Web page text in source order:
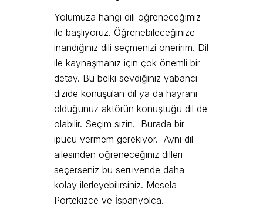
Yolumuza hangi dili öğreneceğimiz
ile başlıyoruz. Öğrenebileceğinize
inandığınız dili seçmenizi öneririm. Dil
ile kaynaşmanız için çok önemli bir
detay. Bu belki sevdiğiniz yabancı
dizide konuşulan dil ya da hayranı
olduğunuz aktörün konuştuğu dil de
olabilir. Seçim sizin. Burada bir
ipucu vermem gerekiyor. Aynı dil
ailesinden öğreneceğiniz dilleri
seçerseniz bu serüvende daha
kolay ilerleyebilirsiniz. Mesela
Portekizce ve İspanyolca.